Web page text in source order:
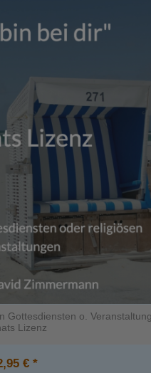
Gottesdiensten o.
Lizenz
€ *